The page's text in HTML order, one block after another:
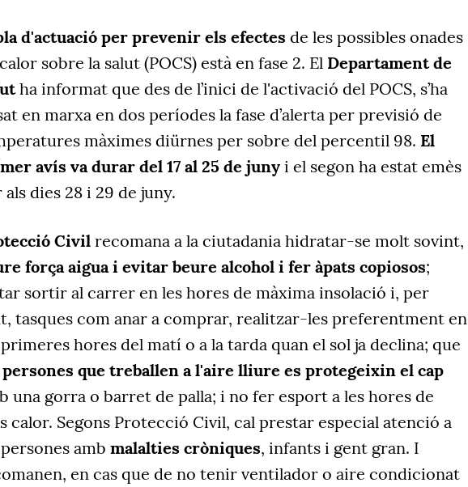
d'actuació per prevenir els efectes de les possibles onades
sobre la salut (POCS) està en fase 2. El Departament de
ha informat que des de l’inici de l'activació del POCS, s’ha
en marxa en dos períodes la fase d’alerta per previsió de
màximes diürnes per sobre del percentil 98. El
avís va durar del 17 al 25 de juny i el segon ha estat emès
als dies 28 i 29 de juny.
Civil recomana a la ciutadania hidratar-se molt sovint,
força aigua i evitar beure alcohol i fer àpats copiosos;
sortir al carrer en les hores de màxima insolació i, per
tasques com anar a comprar, realitzar-les preferentment en
hores del matí o a la tarda quan el sol ja declina; que
que treballen a l'aire lliure es protegeixin el cap
una gorra o barret de palla; i no fer esport a les hores de
calor. Segons Protecció Civil, cal prestar especial atenció a
amb malalties cròniques, infants i gent gran. I
en cas que de no tenir ventilador o aire condicionat